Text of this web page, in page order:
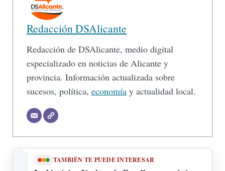
Redacción DSAlicante
Redacción de DSAlicante, medio digital
especializado en noticias de Alicante y
provincia. Información actualizada sobre
sucesos, política, economía y actualidad local.
TAMBIÉN TE PUEDE INTERESAR